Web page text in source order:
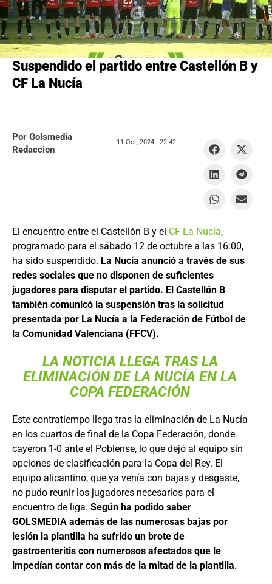
Suspendido el partido entre Castellón B y
CF La Nucía
El encuentro entre el Castellón B y el CF La Nucía,
programado para el sábado 12 de octubre a las 16:00,
ha sido suspendido. La Nucía anunció a través de sus
redes sociales que no disponen de suficientes
jugadores para disputar el partido. El Castellón B
también comunicó la suspensión tras la solicitud
presentada por La Nucía a la Federación de Fútbol de
la Comunidad Valenciana (FFCV).
LA NOTICIA LLEGA TRAS LA
ELIMINACIÓN DE LA NUCÍA EN LA
COPA FEDERACIÓN
Este contratiempo llega tras la eliminación de La Nucía
en los cuartos de final de la Copa Federación, donde
cayeron 1-0 ante el Poblense, lo que dejó al equipo sin
opciones de clasificación para la Copa del Rey. El
equipo alicantino, que ya venía con bajas y desgaste,
no pudo reunir los jugadores necesarios para el
encuentro de liga. Según ha podido saber
GOLSMEDIA además de las numerosas bajas por
lesión la plantilla ha sufrido un brote de
gastroenteritis con numerosos afectados que le
impedían contar con más de la mitad de la plantilla.
Por Golsmedia
Redaccion
11 Oct, 2024 - 22:42